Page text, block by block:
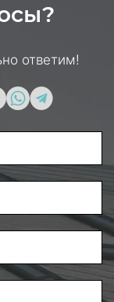
ответим!